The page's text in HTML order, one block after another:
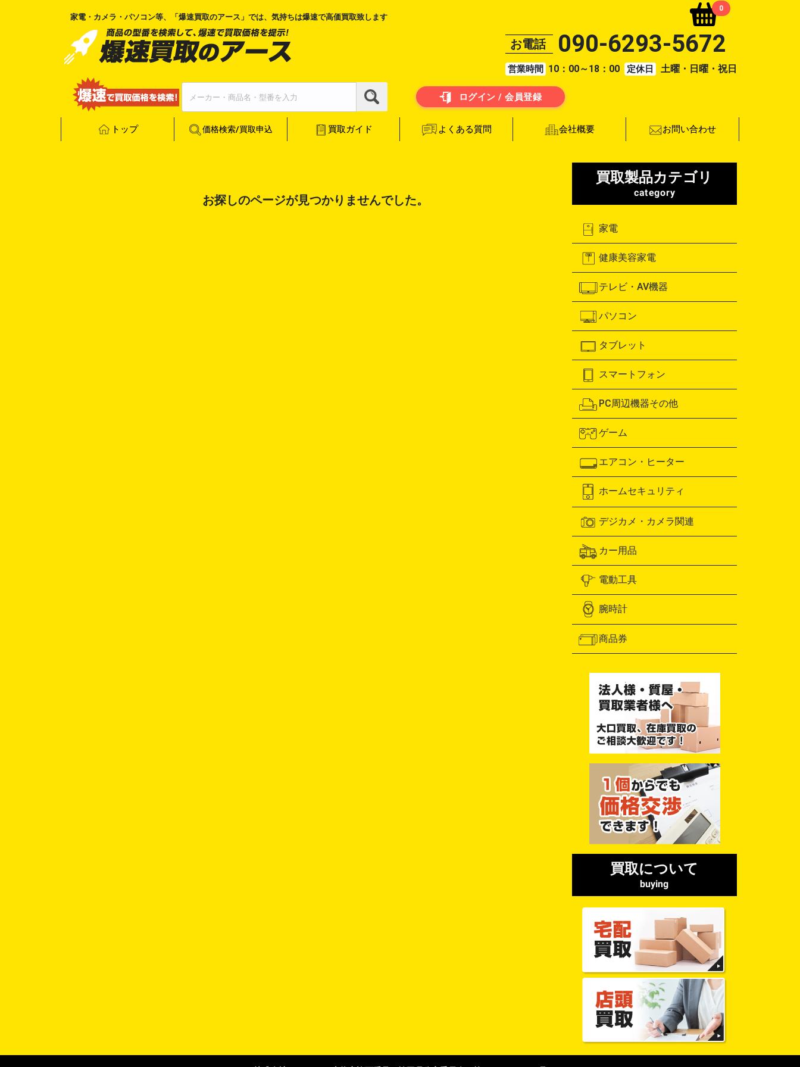
家電・カメラ・パソコン等、「 爆速買取のアース 」では、気持ちは爆速で高価買取致します
0
お電話 090-6293-5672
営業時間 10：00～18：00 定休日 土曜・日曜・祝日
ログイン / 会員登録
トップ 価格検索/買取申込 買取ガイド よくある質問 会社概要 お問い合わせ
お探しのページが見つかりませんでした。
買取製品カテゴリ
category
家電
健康美容家電
テレビ・AV機器
パソコン
タブレット
スマートフォン
PC周辺機器その他
ゲーム
エアコン・ヒーター
ホームセキュリティ
デジカメ・カメラ関連
カー用品
電動工具
腕時計
商品券
買取について
buying